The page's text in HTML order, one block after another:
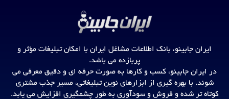
ایران جابینو، بانک اطلاعات مشاغل ایران با امکان تبلیغات مؤثر و
پربازده می باشد.
در ایران جابینو، کسب و کارها به صورت حرفه ای و دقیق معرفی می
شوند. با بهره گیری از ابزارهای نوین تبلیغاتی، مسیر جذب مشتری
کوتاه تر شده و فروش و سودآوری به طور چشمگیری افزایش می یابد.